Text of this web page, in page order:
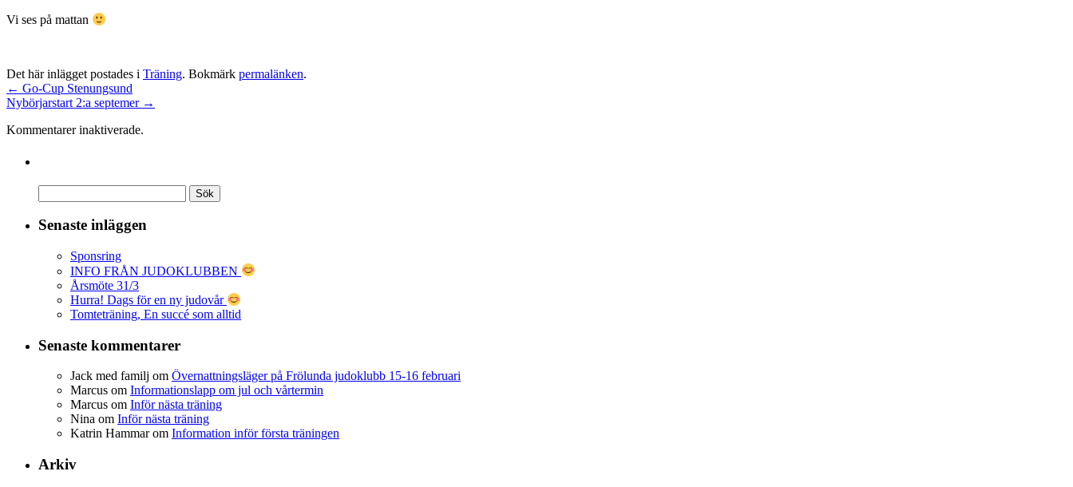
Vi ses på mattan
Det här inlägget postades i Träning. Bokmärk permalänken.
← Go-Cup Stenungsund
Nybörjarstart 2:a septemer →
Kommentarer inaktiverade.
Senaste inläggen
Sponsring
INFO FRÅN JUDOKLUBBEN
Årsmöte 31/3
Hurra! Dags för en ny judovår
Tomteträning, En succé som alltid
Senaste kommentarer
Jack med familj om Övernattningsläger på Frölunda judoklubb 15-16 februari
Marcus om Informationslapp om jul och vårtermin
Marcus om Inför nästa träning
Nina om Inför nästa träning
Katrin Hammarom Information inför första träningen
Arkiv